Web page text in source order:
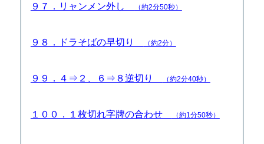
９７．リャンメン外し （約2分50秒）
９８．ドラそばの早切り （約2分）
９９．４⇒２、６⇒８逆切り （約2分40秒）
１００．１枚切れ字牌の合わせ （約1分50秒）